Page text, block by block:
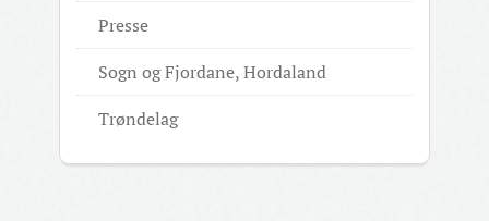
Presse
Sogn og Fjordane, Hordaland
Trøndelag